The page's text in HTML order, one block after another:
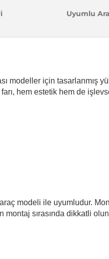
Uyumlu
modeller için tasarlanmış
hem estetik hem de
modeli ile uyumludur.
montaj sırasında dikkatli